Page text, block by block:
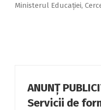
Ministerul Educației,
ANUNŢ
Servicii de